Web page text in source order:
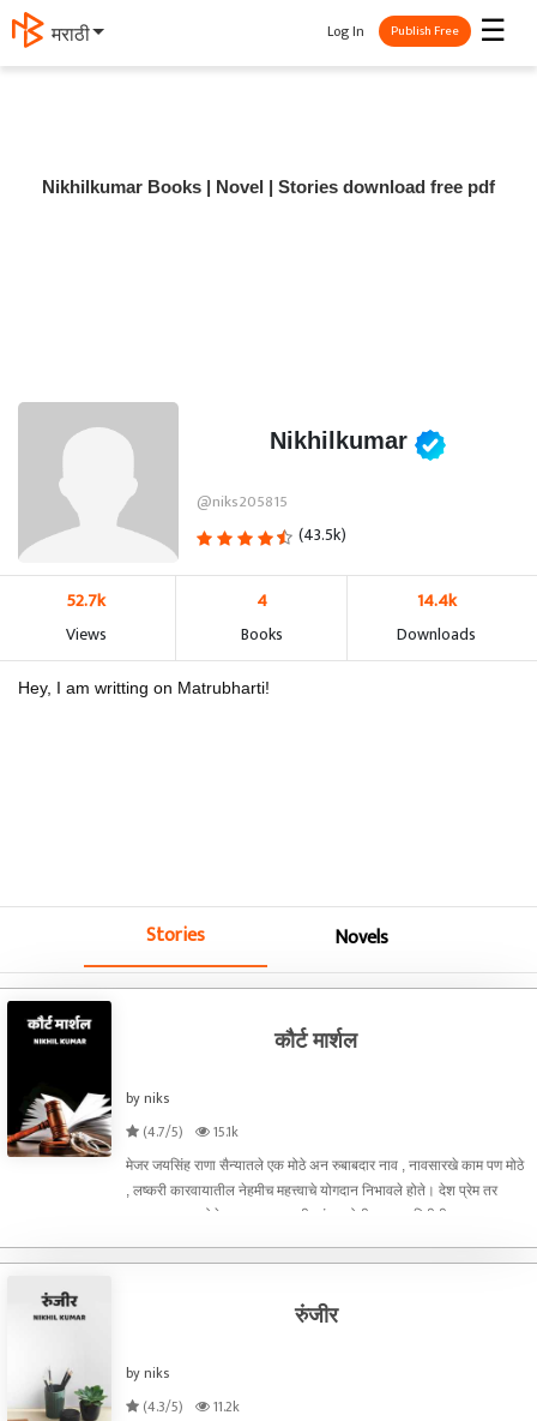
मराठी ☰
Log In Publish Free
Nikhilkumar Books | Novel | Stories download free pdf
Nikhilkumar
@niks205815
(43.5k)
52.7k
Views
4
Books
14.4k
Downloads
Hey, I am writting on Matrubharti!
Stories Novels
कौर्ट मार्शल
by niks
(4.7/5)
15.1k
मेजर जयसिंह राणा सैन्यातले एक मोठे अन रुबाबदार नाव , नावसारखे काम पण मोठे
, लष्करी कारवायातील नेहमीच महत्त्वाचे योगदान निभावले होते। देश प्रेम तर
त्याच्या रक्तात होते त्याच्या घराण्याची परंपरा होती प्रत्यक पिढीतील एक जण
रुंजीर
by niks
(4.3/5)
11.2k